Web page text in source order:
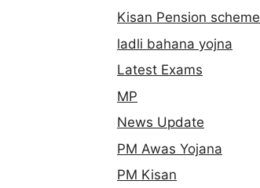
Kisan Pension scheme
ladli bahana yojna
Latest Exams
MP
News Update
PM Awas Yojana
PM Kisan